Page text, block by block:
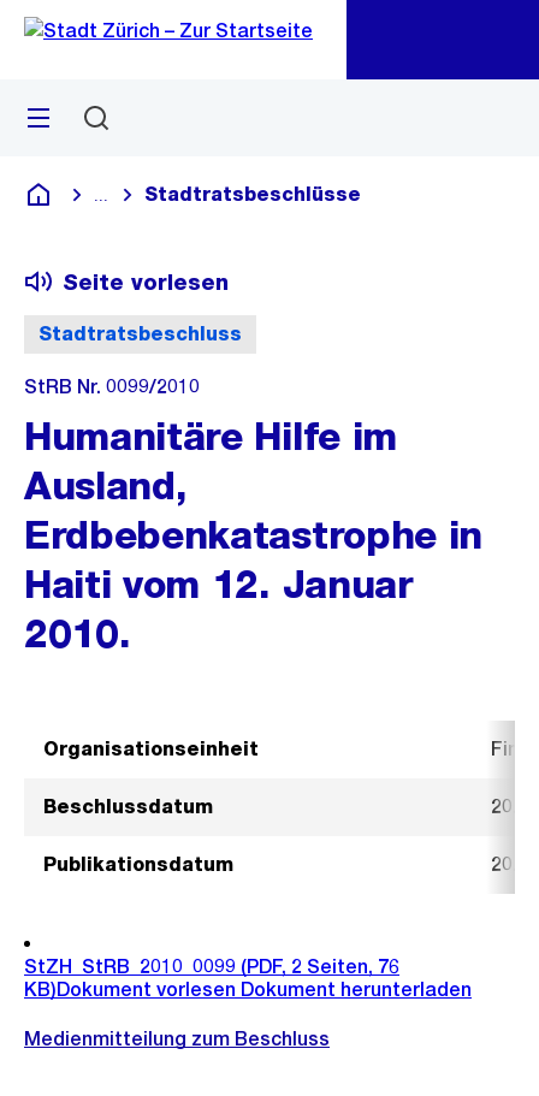
Navigation
Sprunglink
Menü
Deutsch
Blende alle Breadcrumbs ein
Stadtratsbeschlüsse
Stadtratsbeschluss
Seite vorlesen
StRB Nr. 0099/2010
Humanitäre Hilfe im
Ausland,
Erdbebenkatastrophe in
Haiti vom 12. Januar
2010.
Organisationseinheit
Beschlussdatum 20.
Publikationsdatum 20.
StZH_StRB_2010_0099 (PDF, 2 Seiten, 76
KB)Dokument vorlesen Dokument herunterladen
Medienmitteilung zum Beschluss